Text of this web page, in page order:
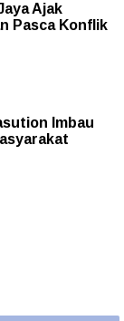
Ajak
Pasca Konflik
Imbau